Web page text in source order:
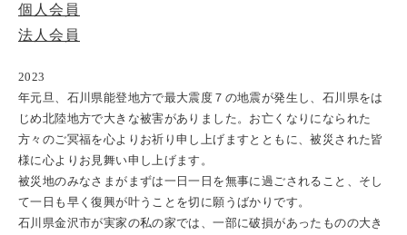
個人会員
法人会員
2023
年元旦、石川県能登地方で最大震度７の地震が発生し、石川県をは
じめ北陸地方で大きな被害がありました。お亡くなりになられた
方々のご冥福を心よりお祈り申し上げますとともに、被災された皆
様に心よりお見舞い申し上げます。
被災地のみなさまがまずは一日一日を無事に過ごされること、そし
て一日も早く復興が叶うことを切に願うばかりです。
石川県金沢市が実家の私の家では、一部に破損があったものの大き